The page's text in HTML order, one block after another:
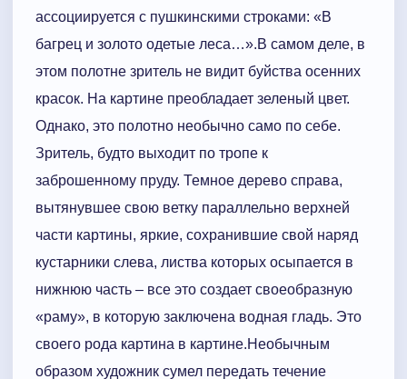
ассоциируется с пушкинскими строками: «В
багрец и золото одетые леса…».В самом деле, в
этом полотне зритель не видит буйства осенних
красок. На картине преобладает зеленый цвет.
Однако, это полотно необычно само по себе.
Зритель, будто выходит по тропе к
заброшенному пруду. Темное дерево справа,
вытянувшее свою ветку параллельно верхней
части картины, яркие, сохранившие свой наряд
кустарники слева, листва которых осыпается в
нижнюю часть – все это создает своеобразную
«раму», в которую заключена водная гладь. Это
своего рода картина в картине.Необычным
образом художник сумел передать течение